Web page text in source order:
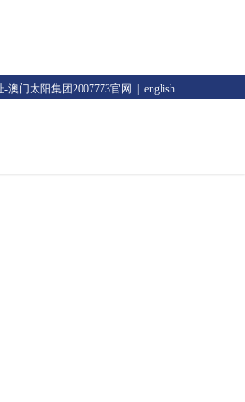
澳门太阳集团2007773官网 english